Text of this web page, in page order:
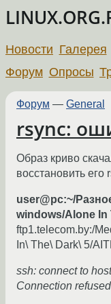
Новости Галерея
Форум Опросы
Форум — General
rsync:
Образ криво
восстановить его
user@pc:~/
windows/Alone In
ftp1.telecom.by:/
In\ The\ Dark\ 5/
ssh: connect to
Connection refused